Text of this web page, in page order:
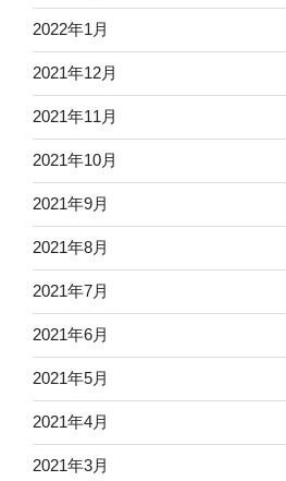
2022年1月
2021年12月
2021年11月
2021年10月
2021年9月
2021年8月
2021年7月
2021年6月
2021年5月
2021年4月
2021年3月